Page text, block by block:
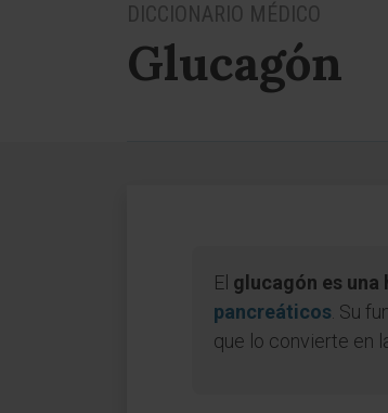
DICCIONARIO MÉDICO
Glucagón
El glucagón es
pancreáticos . Su
que lo convierte en